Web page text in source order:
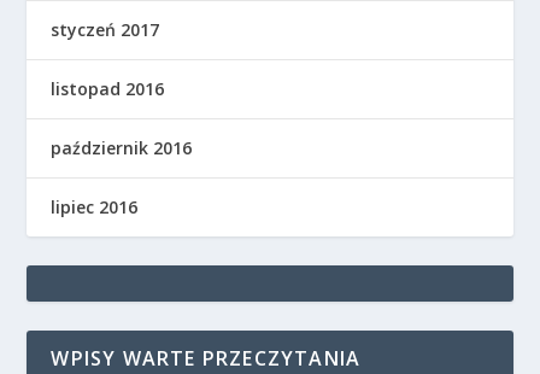
styczeń 2017
listopad 2016
październik 2016
lipiec 2016
WPISY WARTE PRZECZYTANIA